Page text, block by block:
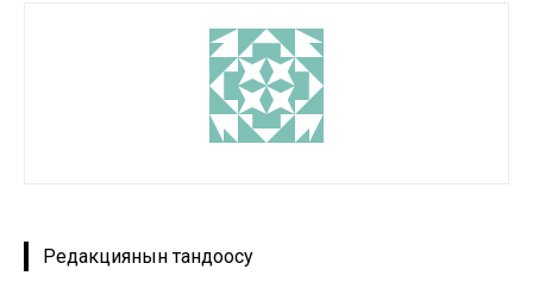
Редакциянын тандоосу